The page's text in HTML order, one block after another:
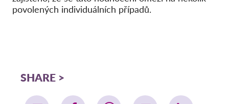
povolených individuálních případů.
SHARE